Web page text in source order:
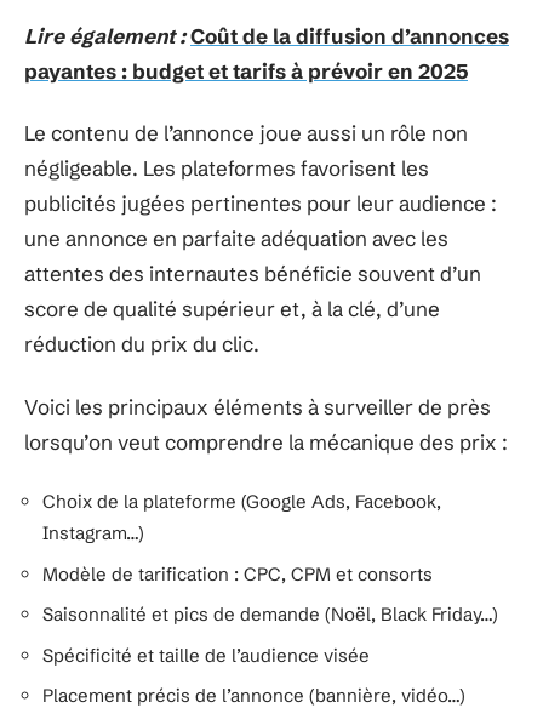
Lire également :Coût de la diffusion d’annonces
payantes : budget et tarifs à prévoir en 2025
Le contenu de l’annonce joue aussi un rôle non
négligeable. Les plateformes favorisent les
publicités jugées pertinentes pour leur audience :
une annonce en parfaite adéquation avec les
attentes des internautes bénéficie souvent d’un
score de qualité supérieur et, à la clé, d’une
réduction du prix du clic.
Voici les principaux éléments à surveiller de près
lorsqu’on veut comprendre la mécanique des prix :
Choix de la plateforme (Google Ads, Facebook,
Instagram…)
Modèle de tarification : CPC, CPM et consorts
Saisonnalité et pics de demande (Noël, Black Friday…)
Spécificité et taille de l’audience visée
Placement précis de l’annonce (bannière, vidéo…)